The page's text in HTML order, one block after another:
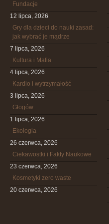
Fundacje
12 lipca, 2026
Gry dla dzieci do nauki zasad:
jak wybrać je mądrze
7 lipca, 2026
Kultura i Mafia
4 lipca, 2026
Kardio i wytrzymałość
3 lipca, 2026
Głogów
1 lipca, 2026
Ekologia
26 czerwca, 2026
Ciekawostki i Fakty Naukowe
23 czerwca, 2026
Kosmetyki zero waste
20 czerwca, 2026